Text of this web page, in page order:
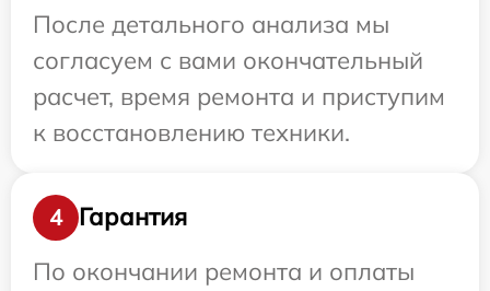
После детального анализа мы
согласуем с вами окончательный
расчет, время ремонта и приступим
к восстановлению техники.
4
Гарантия
По окончании ремонта и оплаты